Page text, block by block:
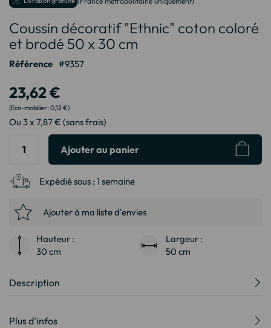
début
la
Galerie
Coussin décoratif "Ethnic" coton coloré
et brodé 50 x 30 cm
Référence 9357
23,62 €
0,12 €
Ou 3 x 7,87 € (sans frais)
Ajouter au panier
Expédié sous : 1 semaine
Ajouter à ma liste d'envies
Hauteur :
30 cm
Largeur :
50 cm
Description
Plus d'infos